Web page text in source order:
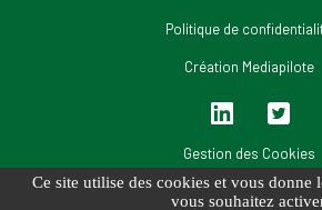
Ce site utilise des cookies et vous donne
vous souhaitez
Politique de
Création Mediapilote
Lin
in
Twi
Gestion des Cookies